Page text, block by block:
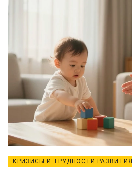
КРИЗИСЫ И ТРУДНОСТИ РАЗВИТИЯ